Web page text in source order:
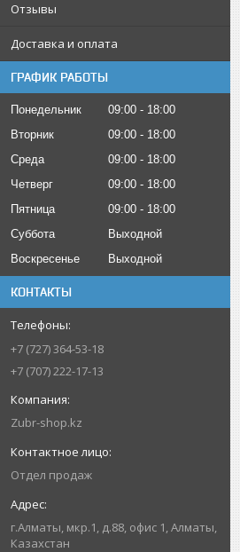
Отзывы
Доставка и оплата
ГРАФИК РАБОТЫ
Понедельник 09:00
18:00
Вторник
09:00
18:00
Среда
09:00
18:00
Четверг
09:00
18:00
Пятница
09:00
18:00
Суббота
Выходной
Воскресенье
Выходной
КОНТАКТЫ
+7 (727) 364-53-18
+7 (707) 222-17-13
Zubr-shop.kz
Отдел продаж
г.Алматы, мкр.1, д.88, офис 1, Алматы,
Казахстан